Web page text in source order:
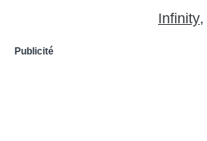
Infinity
Publicité